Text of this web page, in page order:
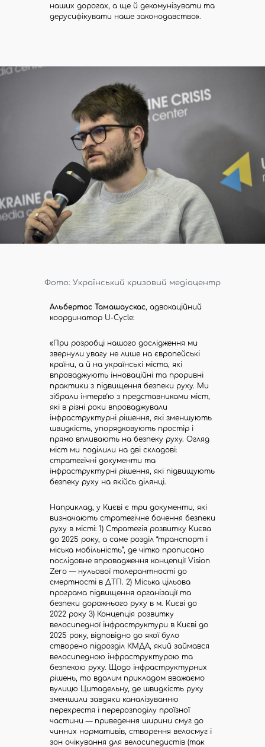
наших дорогах, а ще й декомунізувати та
дерусифікувати наше законодавство».
Фото: Український кризовий медіацентр
Альбертас Тамашаускас, адвокаційний
координатор U-Cycle:
«При розробці нашого дослідження ми
звернули увагу не лише на європейські
країни, а й на українські міста, які
впроваджують інноваційні та проривні
практики з підвищення безпеки руху. Ми
зібрали інтерв’ю з представниками міст,
які в різні роки впроваджували
інфраструктурні рішення, які зменшують
швидкість, упорядковують простір і
прямо впливають на безпеку руху. Огляд
міст ми поділили на дві складові:
стратегічні документи та
інфраструктурні рішення, які підвищують
безпеку руху на якійсь ділянці.
Наприклад, у Києві є три документи, які
визначають стратегічне бачення безпеки
руху в місті: 1) Стратегія розвитку Києва
до 2025 року, а саме розділ “транспорт і
міська мобільність”, де чітко прописано
послідовне впровадження концепції Vision
Zero — нульової толерантності до
смертності в ДТП. 2) Міська цільова
програма підвищення організації та
безпеки дорожнього руху в м. Києві до
2022 року 3) Концепція розвитку
велосипедної інфраструктури в Києві до
2025 року, відповідно до якої було
створено підрозділ КМДА, який займався
велосипедною інфраструктурою та
безпекою руху. Щодо інфраструктурних
рішень, то вдалим прикладом вважаємо
вулицю Цитадельну, де швидкість руху
зменшили завдяки каналізуванню
перехрестя і перерозподілу проїзної
частини — приведення ширини смуг до
чинних нормативів, створення велосмуг і
зон очікування для велосипедистів (так